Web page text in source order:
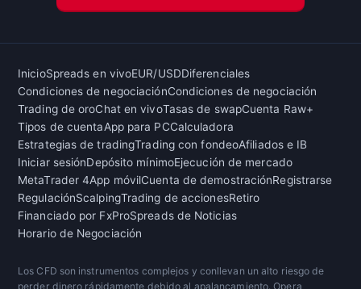
InicioSpreads en vivoEUR/USDDiferenciales
Condiciones de negociaciónCondiciones de negociación
Trading de oroChat en vivoTasas de swapCuenta Raw+
Tipos de cuentaApp para PCCalculadora
Estrategias de tradingTrading con fondeoAfiliados e IB
Iniciar sesiónDepósito mínimoEjecución de mercado
MetaTrader 4App móvilCuenta de demostraciónRegistrarse
RegulaciónScalpingTrading de accionesRetiro
Financiado por FxProSpreads de Noticias
Horario de Negociación
Los CFD son instrumentos complejos y conllevan un alto riesgo de
perder dinero rápidamente debido al apalancamiento. Opera